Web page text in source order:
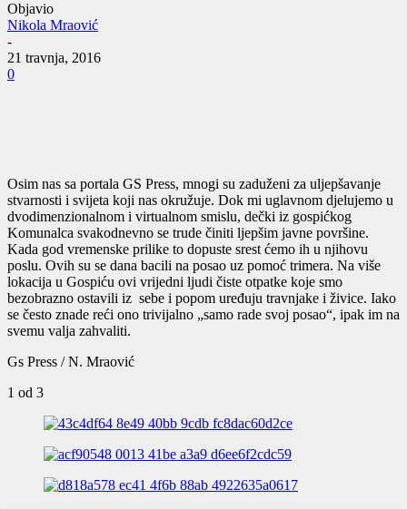
Objavio
Nikola Mraović
-
21 travnja, 2016
0
Osim nas sa portala GS Press, mnogi su zaduženi za uljepšavanje
stvarnosti i svijeta koji nas okružuje. Dok mi uglavnom djelujemo u
dvodimenzionalnom i virtualnom smislu, dečki iz gospićkog
Komunalca svakodnevno se trude činiti ljepšim javne površine.
Kada god vremenske prilike to dopuste srest ćemo ih u njihovu
poslu. Ovih su se dana bacili na posao uz pomoć trimera. Na više
lokacija u Gospiću ovi vrijedni ljudi čiste otpatke koje smo
bezobrazno ostavili iz sebe i popom uređuju travnjake i živice. Iako
se često znade reći ono trivijalno „samo rade svoj posao“, ipak im na
svemu valja zahvaliti.
Gs Press / N. Mraović
1 od 3